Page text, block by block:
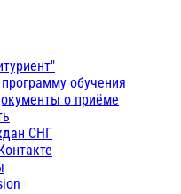
обучения
о приёме
СНГ